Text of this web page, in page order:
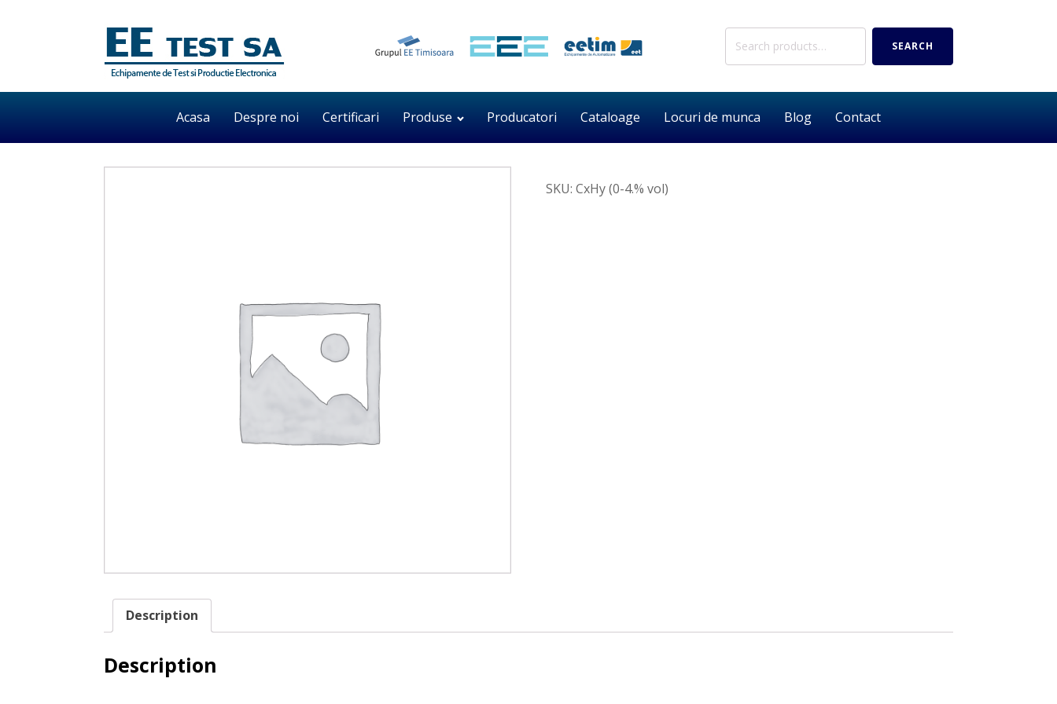
Search
SEARCH
Acasa Despre noi Certificari Produse Producatori Cataloage Locuri de munca Blog Contact
SKU: CxHy (0-4.% vol)
Description
Description